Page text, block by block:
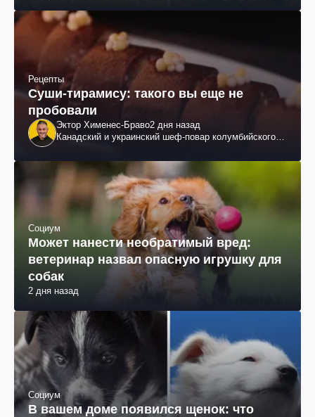
Рецепты
Суши-тирамису: такого вы еще не
пробовали
Эктор Хименес-Браво2 дня назад
Канадский и украинский шеф-повар колумбийского
Социум
Может нанести необратимый вред:
ветеринар назвал опасную игрушку для
собак
2 дня назад
Социум
В вашем доме появился щенок: что